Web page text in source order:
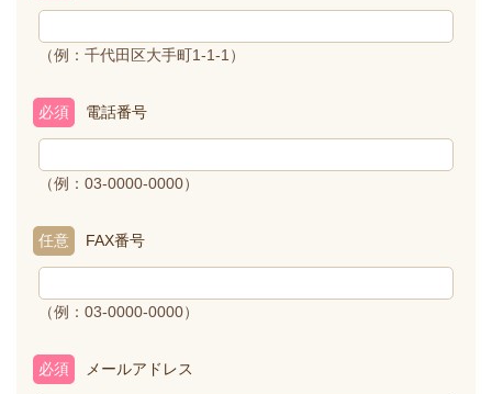
（例：千代田区大手町1-1-1）
電話番号
必須
（例：03-0000-0000）
FAX番号
任意
（例：03-0000-0000）
メールアドレス
必須